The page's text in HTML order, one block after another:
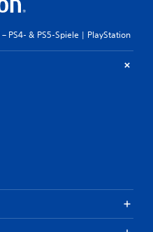
– PS4- & PS5-Spiele | PlayStation